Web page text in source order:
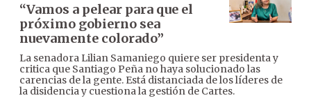
“Vamos a pelear para que el
próximo gobierno sea
nuevamente colorado”
La senadora Lilian Samaniego quiere ser presidenta y
critica que Santiago Peña no haya solucionado las
carencias de la gente. Está distanciada de los líderes de
la disidencia y cuestiona la gestión de Cartes.